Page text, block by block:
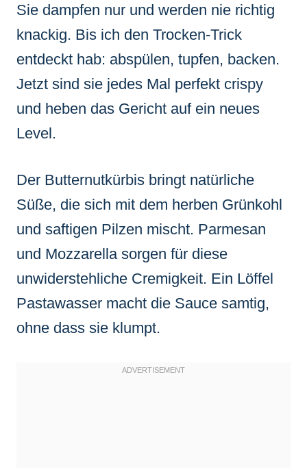
Sie dampfen nur und werden nie richtig
knackig. Bis ich den Trocken-Trick
entdeckt hab: abspülen, tupfen, backen.
Jetzt sind sie jedes Mal perfekt crispy
und heben das Gericht auf ein neues
Level.
Der Butternutkürbis bringt natürliche
Süße, die sich mit dem herben Grünkohl
und saftigen Pilzen mischt. Parmesan
und Mozzarella sorgen für diese
unwiderstehliche Cremigkeit. Ein Löffel
Pastawasser macht die Sauce samtig,
ohne dass sie klumpt.